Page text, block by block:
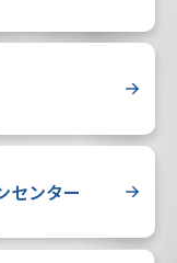
センター